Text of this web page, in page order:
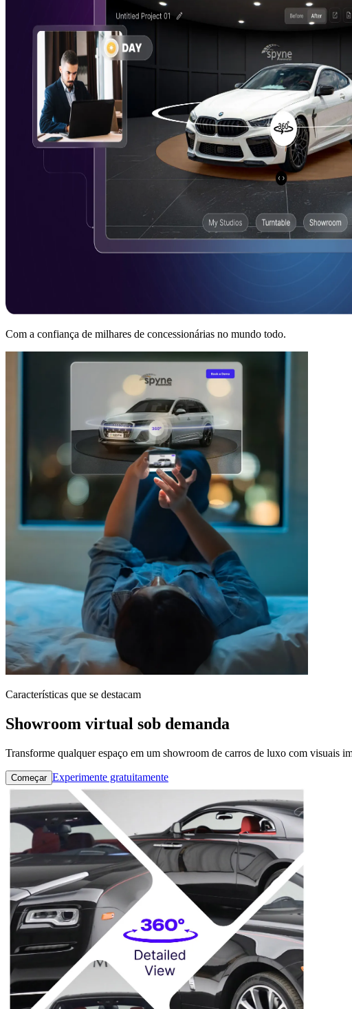
Com a confiança de milhares de concessionárias no mundo todo.
Características que se destacam
Showroom virtual sob demanda
Transforme qualquer espaço em um showroom de carros de luxo com visuais
Começar Experimente gratuitamente